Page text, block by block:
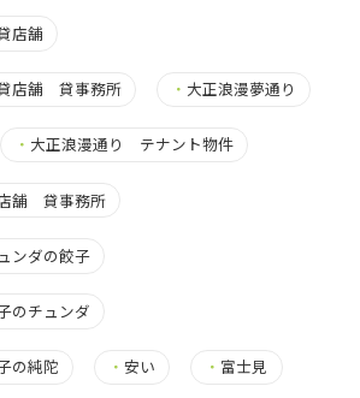
店舗
店舗 貸事務所 ・ 大正浪漫夢通り
・ 大正浪漫通り テナント物件
舗 貸事務所
ダの餃子
チュンダ
の純陀 ・安い ・ 富士見